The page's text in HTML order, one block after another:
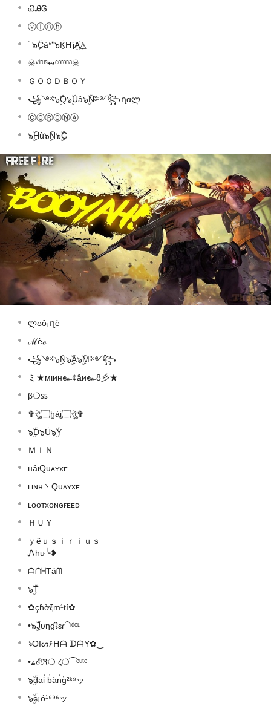
ᏇᎯᎶ
ⓥⓘⓝⓗ
ﾟ๖ۣۜCà❛❜๖ۣۜKҤịA꙰△
☠ᵛⁱʳᵘˢ↭ᶜᵒʳᵒⁿᵃ☠
ＧＯＯＤＢＯＹ
꧁༺๖ۣۜQ๖ۣۜUâ๖ۣۜN༻꧂ղɑლ
ⒸⓄⓇⓄⓃⒶ
๖ۣۜHù๖ۣۜN๖ۣۜG
ლʊộ¡ղè
ℳèℴ
꧁༺๖ۣۜN๖ۣۜA๖ۣۜM༻꧂
ミ★мιин๛¢âи๛8彡★
β❍ꜱꜱ
✞ঔৣ۝h̫ải̫۝ঔৣ✞
๖ۣۜD๖ۣۜU๖ۣۜY
ＭＩＮ
нảιQuᴀʏxᴇ
ʟιɴн丶Quᴀʏxᴇ
ʟᴏᴏᴛxᴏɴɢғᴇᴇᴅ
ＨＵＹ
ｙêｕｓｉｒｉｕｓ
Ꮑhư╰❥
ᗩᑎᕼTáᗰ
๖ۣۜT
✿çɦờξm¹tí✿
•๖ۣۜJυηɠℓεɾ⁀ᶦᵈᵒᶫ
ঌOIᔕ۶ᕼᗩ ᗪᗩY✿‿
•ʑℰℜ❍ ζ❍⁀ᶜᵘᵗᵉ
๖ۣۜđại̾ b̾àn̾g̾²ᵏ⁹ッ
๖ۣۜɕ¡ó¹⁹⁹⁶ッ